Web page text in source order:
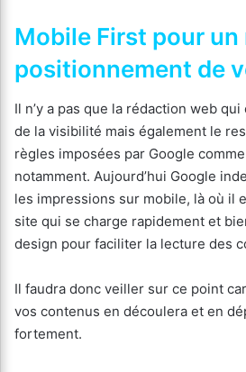
Mobile First pour un
positionnement de
Il n’y a pas que la rédaction web
de la visibilité mais également le
règles imposées par Google
notamment. Aujourd’hui Google
les impressions sur mobile, là où il
site qui se charge rapidement et
design pour faciliter la lecture des
Il faudra donc veiller sur ce point
vos contenus en découlera et en
fortement.